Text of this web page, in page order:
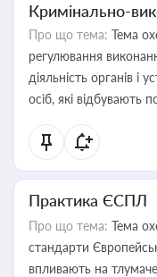
Кримінально-
Про що тема: Тема
регулювання
діяльність органів і
осіб, які відбувають
Практика ЄСПЛ
Про що тема: Тема
стандарти
впливають на